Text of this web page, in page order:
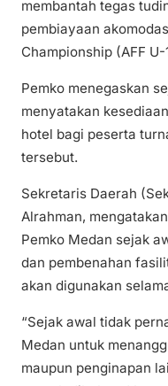
membantah tegas
pembiayaan
Championship (AFF U-
Pemko menegaskan
menyatakan
hotel bagi peserta
tersebut.
Sekretaris Daerah
Alrahman,
Pemko Medan sejak
dan pembenahan
akan digunakan
“Sejak awal tidak
Medan untuk
maupun penginapan